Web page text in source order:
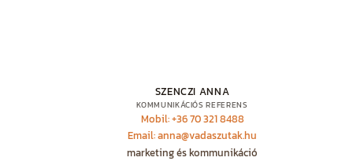
SZENCZI ANNA
KOMMUNIKÁCIÓS REFERENS
Mobil: +36 70 321 8488
Email: anna@vadaszutak.hu
marketing és kommunikáció